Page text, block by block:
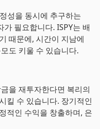
성을 동시에 추구하는
가 필요합니다. ISPY는 배
때문에, 시간이 지남에
도 키울 수 있습니다.
을 재투자한다면 복리의
킬 수 있습니다. 장기적인
적인 수익을 창출하며, 은